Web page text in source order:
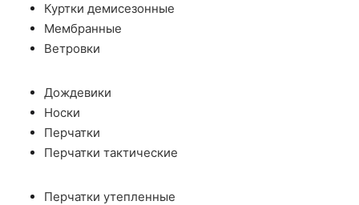
Куртки демисезонные
Мембранные
Ветровки
Дождевики
Носки
Перчатки
Перчатки тактические
Перчатки утепленные